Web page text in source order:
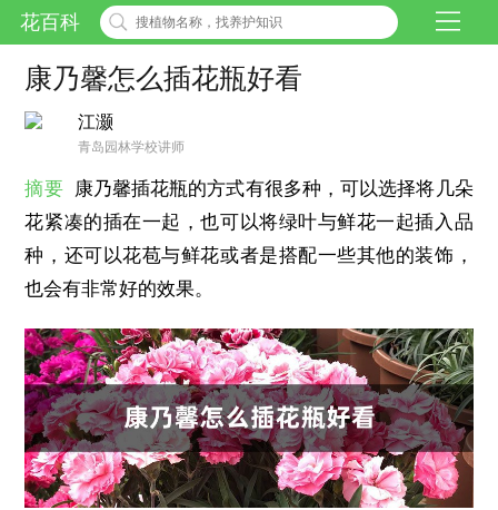
花百科
康乃馨怎么插花瓶好看
江灏
青岛园林学校讲师
摘要 康乃馨插花瓶的方式有很多种，可以选择将几朵
花紧凑的插在一起，也可以将绿叶与鲜花一起插入品
种，还可以花苞与鲜花或者是搭配一些其他的装饰，
也会有非常好的效果。